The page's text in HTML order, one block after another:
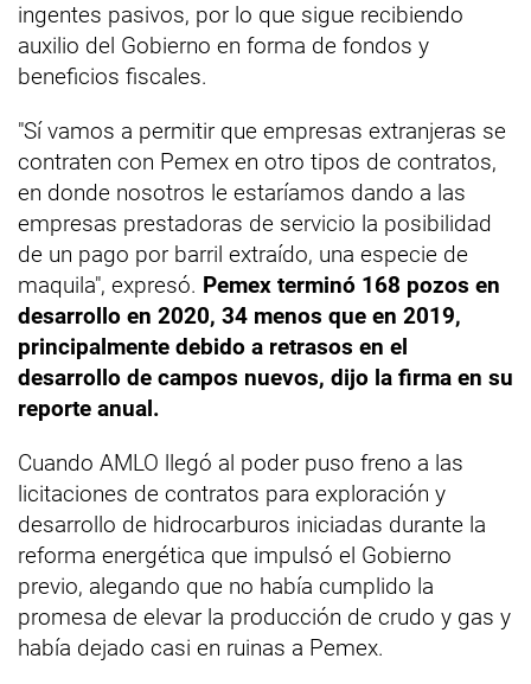
ingentes pasivos, por lo que sigue recibiendo
auxilio del Gobierno en forma de fondos y
beneficios fiscales.
"Sí vamos a permitir que empresas extranjeras se
contraten con Pemex en otro tipos de contratos,
en donde nosotros le estaríamos dando a las
empresas prestadoras de servicio la posibilidad
de un pago por barril extraído, una especie de
maquila", expresó. Pemex terminó 168 pozos en
desarrollo en 2020, 34 menos que en 2019,
principalmente debido a retrasos en el
desarrollo de campos nuevos, dijo la firma en su
reporte anual.
Cuando AMLO llegó al poder puso freno a las
licitaciones de contratos para exploración y
desarrollo de hidrocarburos iniciadas durante la
reforma energética que impulsó el Gobierno
previo, alegando que no había cumplido la
promesa de elevar la producción de crudo y gas y
había dejado casi en ruinas a Pemex.